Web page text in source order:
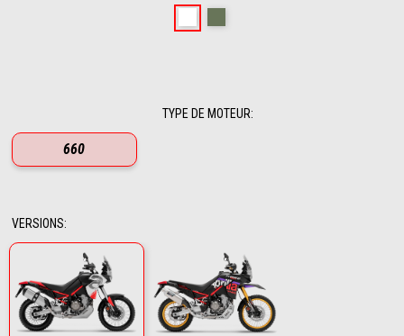
TYPE DE MOTEUR:
660
VERSIONS: